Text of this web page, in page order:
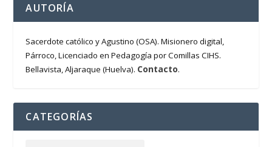
AUTORÍA
Sacerdote católico y Agustino (OSA). Misionero digital,
Párroco, Licenciado en Pedagogía por Comillas CIHS.
Bellavista, Aljaraque (Huelva). Contacto.
CATEGORÍAS